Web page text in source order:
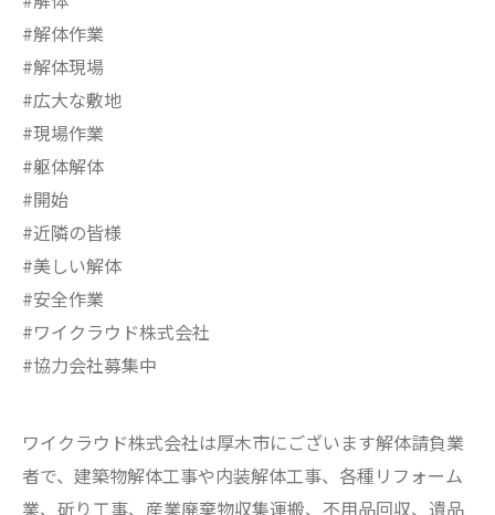
#解体作業
#解体現場
#広大な敷地
#現場作業
#躯体解体
#開始
#近隣の皆様
#美しい解体
#安全作業
#ワイクラウド株式会社
#協力会社募集中
ワイクラウド株式会社は厚木市にございます解体請負業
者で、建築物解体工事や内装解体工事、各種リフォーム
業、斫り工事、産業廃棄物収集運搬、不用品回収、遺品